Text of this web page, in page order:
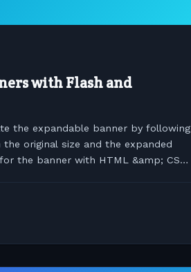
with Flash and
the expandable banner by following
original size and the expanded
the banner with HTML &amp; CSS.